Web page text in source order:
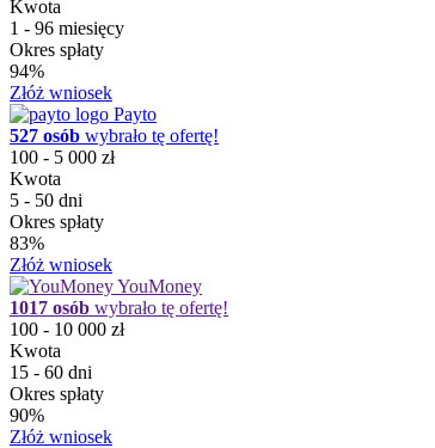
Kwota
1 - 96 miesięcy
Okres spłaty
94%
Złóż wniosek
Payto
527 osób wybrało tę ofertę!
100 - 5 000 zł
Kwota
5 - 50 dni
Okres spłaty
83%
Złóż wniosek
YouMoney
1017 osób wybrało tę ofertę!
100 - 10 000 zł
Kwota
15 - 60 dni
Okres spłaty
90%
Złóż wniosek